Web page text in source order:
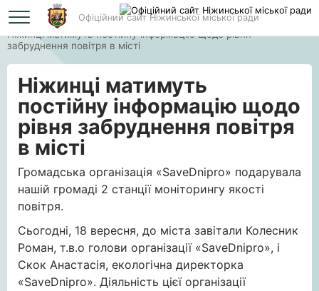
Офіційний сайт Ніжинської міської ради
Головна
Ніжинці матимуть постійну інформацію щодо рівня
забруднення повітря в місті
Ніжинці матимуть
постійну інформацію щодо
рівня забруднення повітря
в місті
Громадська організація «SaveDnipro» подарувала
нашій громаді 2 станції моніторингу якості
повітря.
Сьогодні, 18 вересня, до міста завітали Колесник
Роман, т.в.о голови організації «SaveDnipro», і
Скок Анастасія, екологічна директорка
«SaveDnipro». Діяльність цієї організації